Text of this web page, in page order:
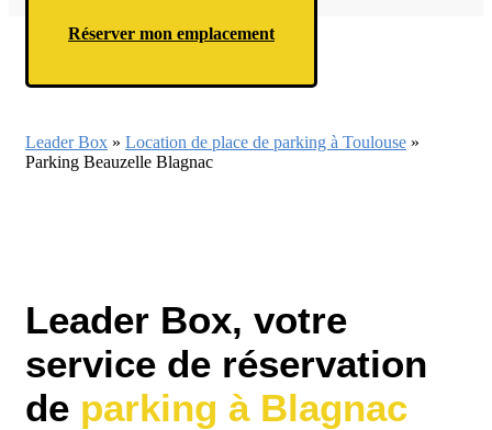
Réserver mon emplacement
Leader Box » Location de place de parking à Toulouse »
Parking Beauzelle Blagnac
Leader Box, votre
service de réservation
de parking à Blagnac